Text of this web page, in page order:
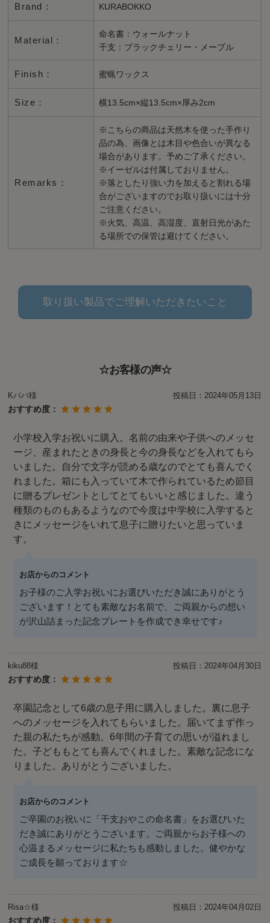
Brand： KURABOKKO
Material：
命名書：ウォールナット
干支：ブラックチェリー・メープル
Finish： 蜜蝋ワックス
Size： 横13.5cm×縦13.5cm×厚み2cm
Remarks：
※こちらの商品は天然木を使った手作り
品の為、画像とは木目や色合いが異なる
場合があります。予めご了承ください。
※イーゼルは付属しておりません。
※落としたり強い力を加えると割れる場
合がございますのでお取り扱いには十分
ご注意ください。
※火気、高温、高湿度、直射日光があた
る場所での保管は避けてください。
取り扱い製品でご理解いただきたいこと
☆お客様の声☆
Kパパ様 投稿日： 2024年05月13日
おすすめ度：
小学校入学お祝いに購入。名前の由来や子供へのメッセ
ージ、産まれたときの身長と今の身長などを入れてもら
いました。自分で文字が読める歳なのでとても喜んでく
れました。箱にも入っていて木で作られているため節目
に贈るプレゼントとしてとてもいいと感じました。違う
種類のものもあるようなので今度は中学校に入学すると
きにメッセージをいれて息子に贈りたいと思っていま
す。
お店からのコメント
お子様のご入学お祝いにお選びいただき誠にありがとう
ございます！とても素敵なお名前で、ご両親からの想い
が沢山詰まった記念プレートを作成でき幸せです♪
kiku88様 投稿日： 2024年04月30日
おすすめ度：
卒園記念として6歳の息子用に購入しました。裏に息子
へのメッセージを入れてもらいました。届いてまず作っ
た親の私たちが感動。6年間の子育ての思いが溢れまし
た。子どももとても喜んでくれました。素敵な記念にな
りました。ありがとうございました。
お店からのコメント
ご卒園のお祝いに「干支おやこの命名書」をお選びいた
だき誠にありがとうございます。ご両親からお子様への
心温まるメッセージに私たちも感動しました。健やかな
ご成長を願っております☆
Risa☆様 投稿日： 2024年04月02日
おすすめ度：